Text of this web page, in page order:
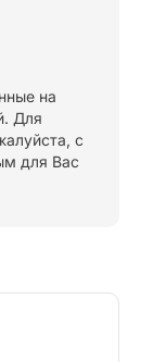
на
Для
с
для Вас